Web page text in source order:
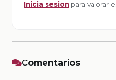
Inicia sesion para valorar
Comentarios